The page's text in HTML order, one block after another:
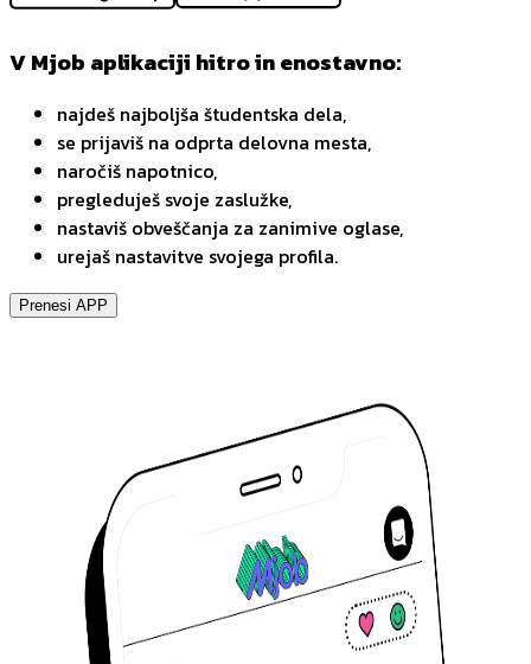
V Mjob aplikaciji hitro in enostavno:
najdeš najboljša študentska dela,
se prijaviš na odprta delovna mesta,
naročiš napotnico,
pregleduješ svoje zaslužke,
nastaviš obveščanja za zanimive oglase,
urejaš nastavitve svojega profila.
Prenesi APP